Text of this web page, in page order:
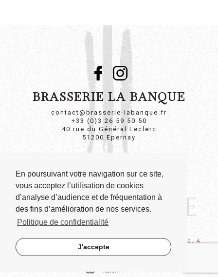
En poursuivant votre navigation sur ce site,
vous acceptez l’utilisation de cookies
d’analyse d’audience et de fréquentation à
des fins d’amélioration de nos services.
Politique de confidentialité
J'accepte
BRASSERIE LA BANQUE
contact@brasserie-labanque.fr
+33 (0)3 26 59 50 50
40 rue du Général Leclerc
51200 Epernay
POLITIQUE DE CONFIDENTIALITÉ
MENTIONS LÉGALES
L’ABUS D’ALCOOL EST DANGEREUX POUR LA SANTÉ, À
CONSOMMER AVEC MODÉRATION